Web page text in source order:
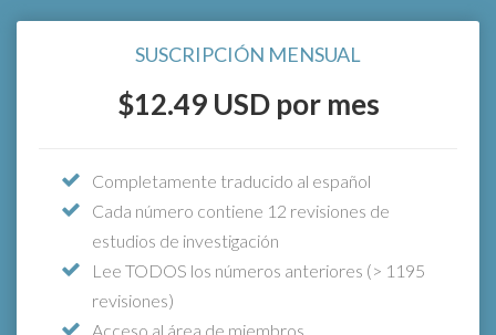
SUSCRIPCIÓN MENSUAL
$12.49USD por mes
Completamente traducido al español
Cada número contiene 12 revisiones de
estudios de investigación
Lee TODOS los números anteriores (> 1195
revisiones)
Acceso al área de miembros
Desde sólo$15.33USD al mes
(pago anual) acceso ilimitado
La forma más fácil de mantener a su equipo
actualizado
ObténTODOlo incluido en la suscripción
anual individual, más:
Cuentas individuales para cada miembro de